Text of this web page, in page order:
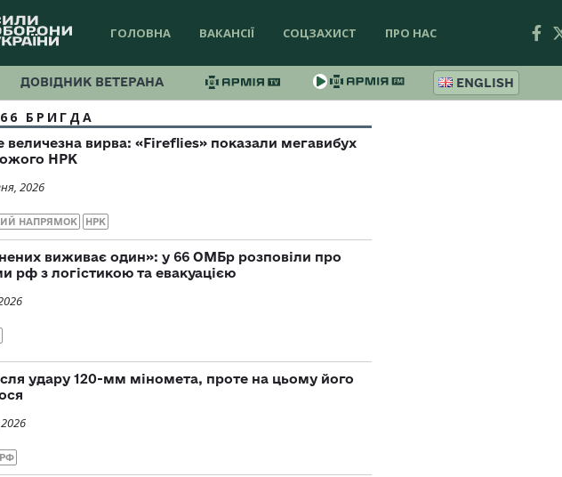
ГОЛОВНА ВАКАНСІЇ СОЦЗАХИСТ ПРО НАС
ДОВІДНИК ВЕТЕРАНА ENGLISH
66 БРИГДА
вирва: «Fireflies» показали мегавибух
НРК
2026
НАПРЯМОК НРК
виживає один»: у 66 ОМБр розповіли про
рф з логістикою та евакуацією
удару 120-мм міномета, проте на цьому його